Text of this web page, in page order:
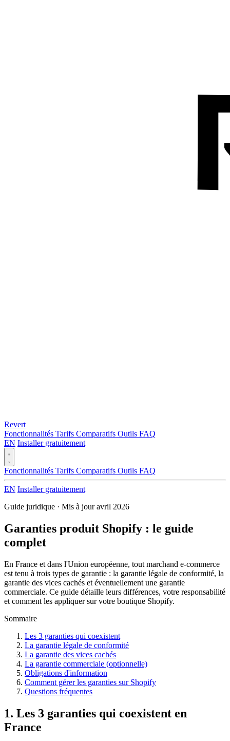
Revert
Fonctionnalités Tarifs Comparatifs Outils FAQ
EN Installer gratuitement
Fonctionnalités Tarifs Comparatifs Outils FAQ
EN Installer gratuitement
Guide juridique · Mis à jour avril 2026
Garanties produit Shopify : le guide
complet
En France et dans l'Union européenne, tout marchand e-commerce
est tenu à trois types de garantie : la garantie légale de conformité, la
garantie des vices cachés et éventuellement une garantie
commerciale. Ce guide détaille leurs différences, votre responsabilité
et comment les appliquer sur votre boutique Shopify.
Sommaire
Les 3 garanties qui coexistent
La garantie légale de conformité
La garantie des vices cachés
La garantie commerciale (optionnelle)
Obligations d'information
Comment gérer les garanties sur Shopify
Questions fréquentes
1. Les 3 garanties qui coexistent en
France